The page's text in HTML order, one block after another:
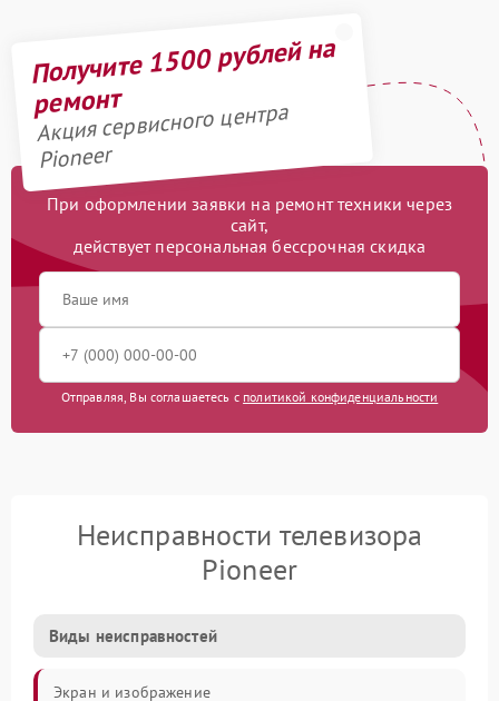
Получите 1500 рублей на
ремонт
Акция сервисного центра
Pioneer
При оформлении заявки на ремонт техники через
сайт,
действует персональная бессрочная скидка
Отправляя, Вы соглашаетесь с политикой конфиденциальности
Неисправности телевизора
Pioneer
Виды неисправностей
Экран и изображение